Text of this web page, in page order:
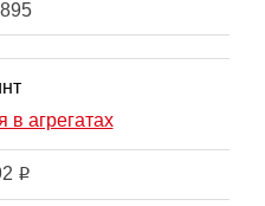
в агрегатах
i